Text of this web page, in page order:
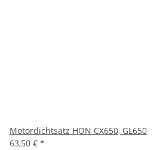
Motordichtsatz HON CX650, GL650
63,50 € *